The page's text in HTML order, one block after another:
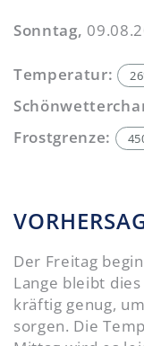
Sonntag,
Temperatur:
Frostgrenze:
Der Freitag
Lange bleibt
kräftig genug,
sorgen. Die